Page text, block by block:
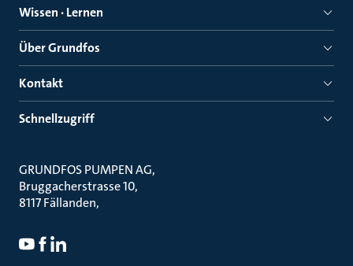
Wissen · Lernen
Über Grundfos
Kontakt
Schnellzugriff
GRUNDFOS PUMPEN AG
Bruggacherstrasse 10
8117 Fällanden